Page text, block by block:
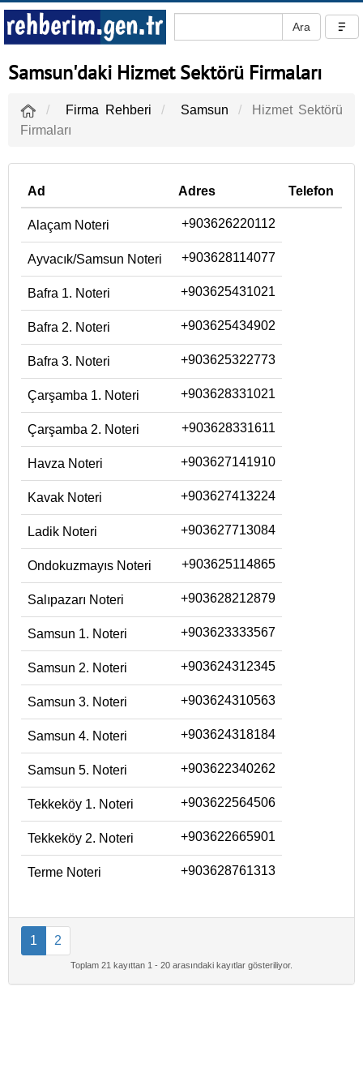
Samsun'daki Hizmet Sektörü Firmaları
Firma Rehberi Samsun
Hizmet Sektörü
Firmaları
Ad Adres Telefon
Alaçam Noteri +903626220112
Ayvacık/Samsun Noteri +903628114077
Bafra 1. Noteri +903625431021
Bafra 2. Noteri +903625434902
Bafra 3. Noteri +903625322773
Çarşamba 1. Noteri +903628331021
Çarşamba 2. Noteri +903628331611
Havza Noteri +903627141910
Kavak Noteri +903627413224
Ladik Noteri +903627713084
Ondokuzmayıs Noteri +903625114865
Salıpazarı Noteri +903628212879
Samsun 1. Noteri +903623333567
Samsun 2. Noteri +903624312345
Samsun 3. Noteri +903624310563
Samsun 4. Noteri +903624318184
Samsun 5. Noteri +903622340262
Tekkeköy 1. Noteri +903622564506
Tekkeköy 2. Noteri +903622665901
Terme Noteri +903628761313
1 2
Toplam 21 kayıttan 1 - 20 arasındaki kayıtlar gösteriliyor.